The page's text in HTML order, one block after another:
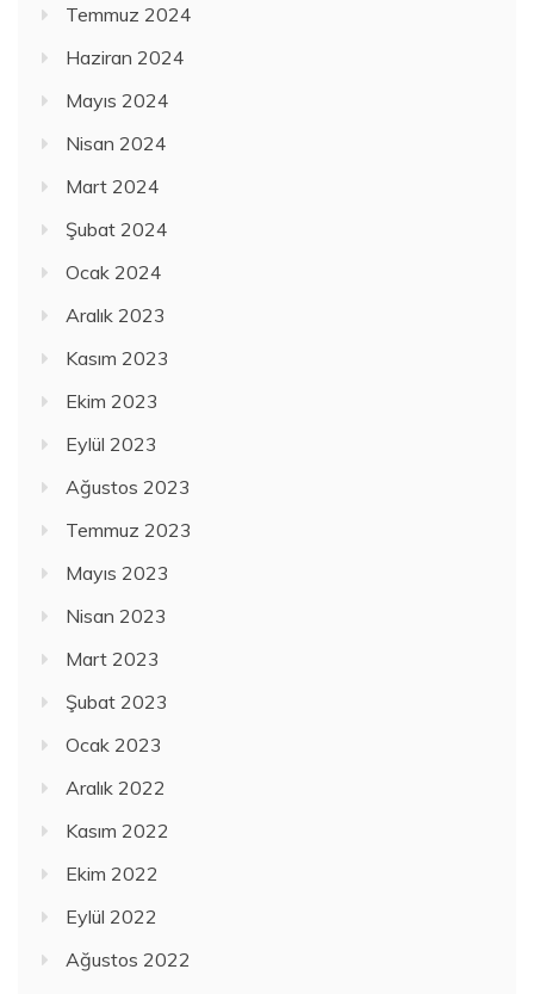
Temmuz 2024
Haziran 2024
Mayıs 2024
Nisan 2024
Mart 2024
Şubat 2024
Ocak 2024
Aralık 2023
Kasım 2023
Ekim 2023
Eylül 2023
Ağustos 2023
Temmuz 2023
Mayıs 2023
Nisan 2023
Mart 2023
Şubat 2023
Ocak 2023
Aralık 2022
Kasım 2022
Ekim 2022
Eylül 2022
Ağustos 2022